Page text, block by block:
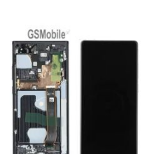
LISTA
DE
DESEJOS
COMPARAÇÃO